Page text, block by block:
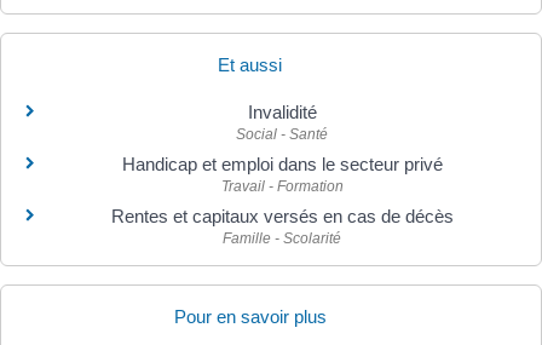
Et aussi
Invalidité
Social - Santé
Handicap et emploi dans le secteur privé
Travail - Formation
Rentes et capitaux versés en cas de décès
Famille - Scolarité
Pour en savoir plus